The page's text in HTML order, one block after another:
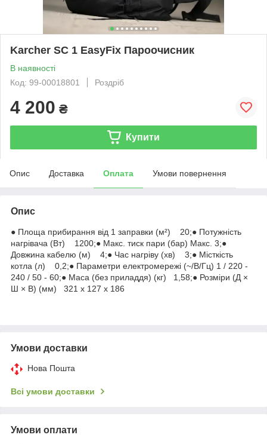
Karcher SC 1 EasyFix Пароочисник
В наявності
Код: 99-00018801
Роздріб
4 200 ₴
Купити
Опис Доставка Оплата Умови повернення
Опис
● Площа прибирання від 1 заправки (м²) 20;● Потужність
нагрівача (Вт) 1200;● Макс. тиск пари (бар) Макс. 3;●
Довжина кабелю (м) 4;● Час нагріву (хв) 3;● Місткість
котла (л) 0,2;● Параметри електромережі (~/В/Гц) 1 / 220 -
240 / 50 - 60;● Маса (без приладдя) (кг) 1,58;● Розміри (Д ×
Ш × В) (мм) 321 x 127 x 186
Умови доставки
Нова Пошта
Всі умови доставки
Умови оплати